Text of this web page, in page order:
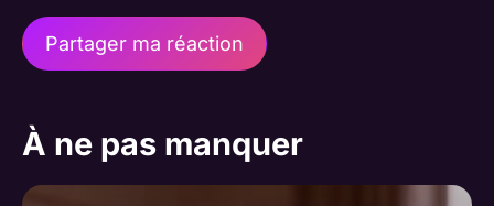
t
e
À ne pas manquer